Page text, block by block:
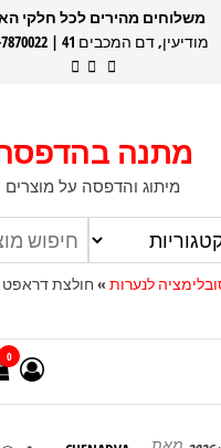
משלוחים מהירים לכל חלקי
מודיעין, דם המכבים 41 | 058-7870022
מתנה
מיתוג והדפסה על מוצרים
לנערות » חולצת דראפט 1
0